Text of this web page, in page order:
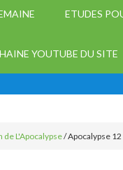
ETUDES
YOUTUBE DU SITE
de L'Apocalypse/Apocalypse 12